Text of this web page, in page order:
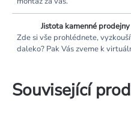
Jistota kamenné prodejny
Zde si vše prohlédnete,
daleko? Pak Vás zveme k
Související